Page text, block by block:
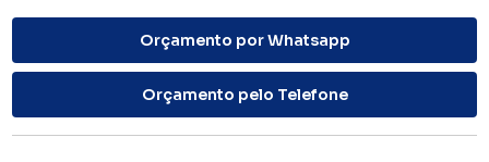
Orçamento por Whatsapp
Orçamento pelo Telefone